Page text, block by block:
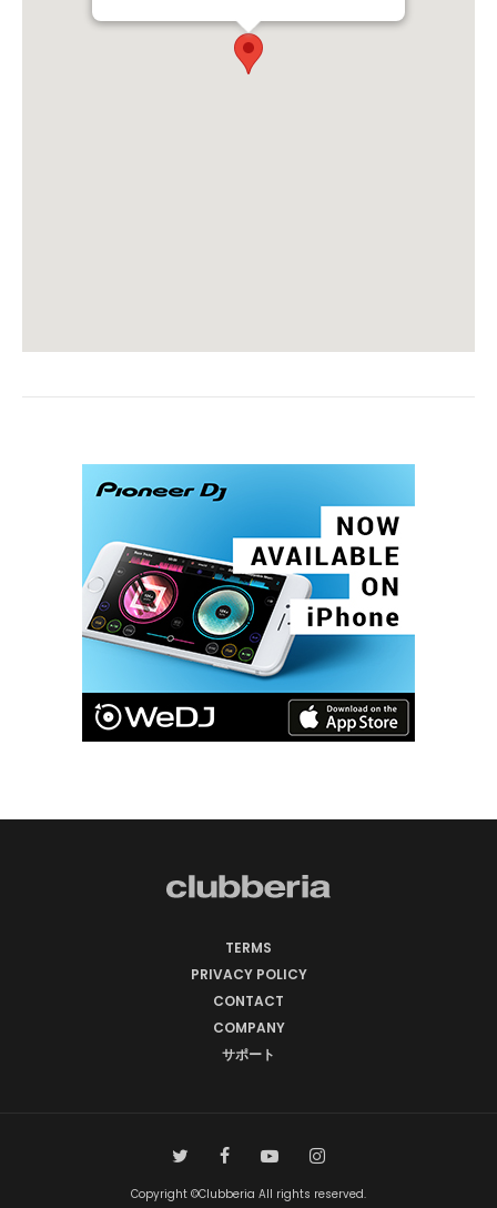
TERMS
PRIVACY POLICY
CONTACT
COMPANY
サポート
Copyright ©Clubberia All rights reserved.